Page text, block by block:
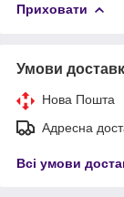
Приховати
Умови
Нова Пошта
Адресна
Всі умови